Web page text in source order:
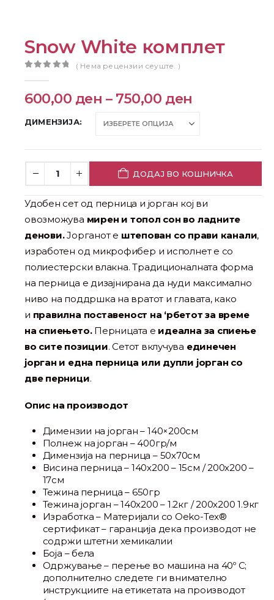
Snow White комплет
( Нема рецензии сеуште. )
600,00 ден – 750,00 ден
ДИМЕНЗИЈА
ДОДАЈ ВО КОШНИЧКА
Удобен сет од перница и јорган кој ви
овозможува мирен и топол сон во ладните
денови.Јорганот e штепован со прави канали,
изработен од микрофибер и исполнет е со
полиестерски влакна. Традиционалната форма
на перница e дизајнирана да нуди максимално
ниво на поддршка на вратот и главата, како
и правилна поставеност на ‘рбетот за време
на спиењето.Перницата е идеална за спиење
во сите позиции. Сетот вклучува единечен
јорган и една перница или дупли јорган со
две перници.
Опис на производот
Димензии на јорган – 140×200см
Полнеж на јорган – 400гр/м
Димензија на перница – 50х70см
Висина перница – 140х200 – 15см / 200х200 –
17см
Тежина перница – 650гр
Тежина јорган – 140х200 – 1.2кг / 200х200 1.9кг
Изработка – Материјали со Oeko-Tex®
сертификат – гаранција дека производот не
содржи штетни хемикалии
Боја – бела
Одржување – перење во машина на 40º C;
дополнително следете ги внимателно
инструкциите на етикетата на производот